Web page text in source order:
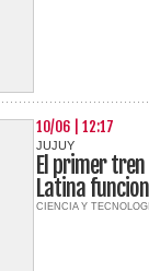
10/06 | 12:17
JUJUY
El primer
Latina
CIENCIA Y